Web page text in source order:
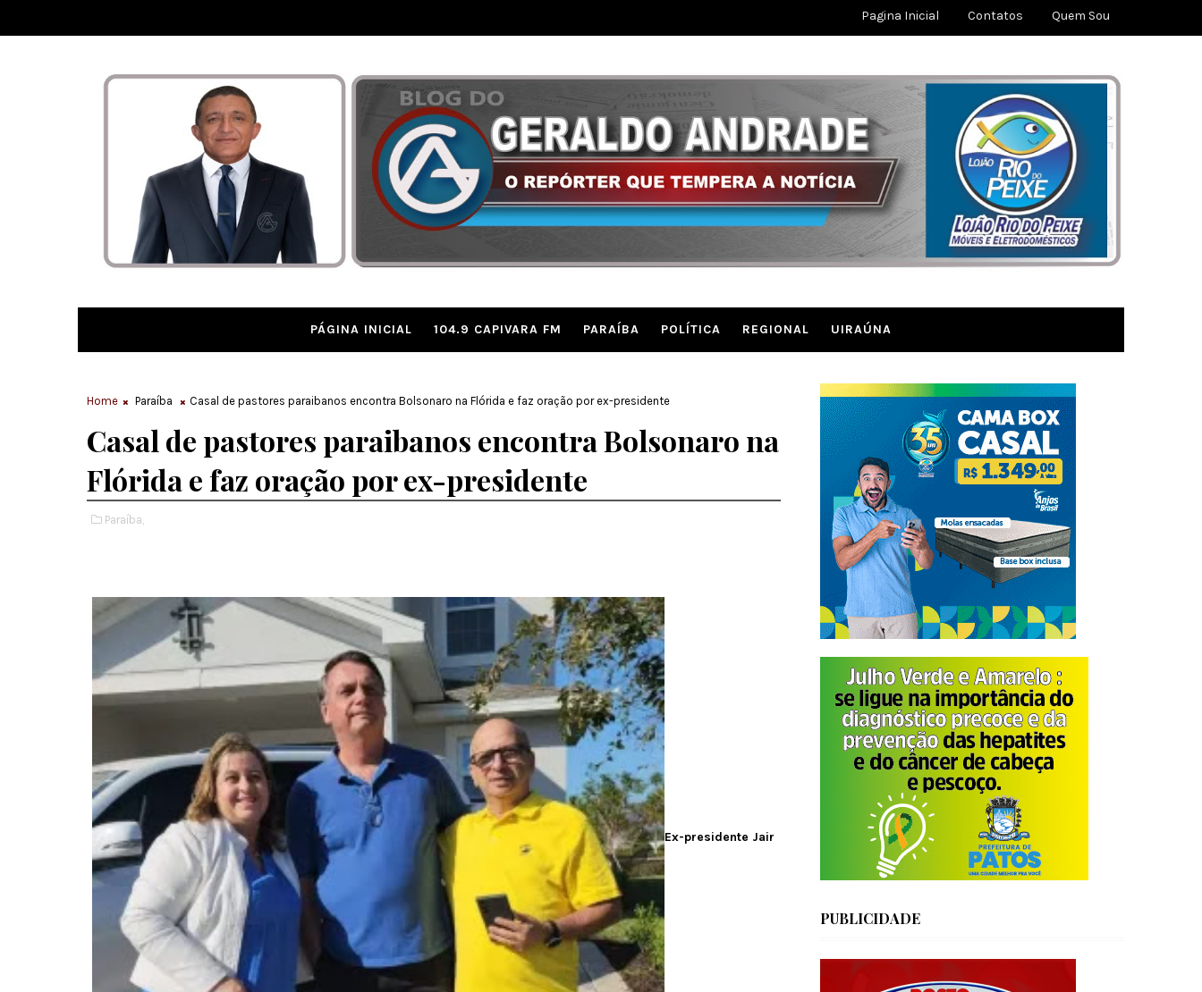
Pagina Inicial Contatos Quem Sou
PÁGINA INICIAL 104.9 CAPIVARA FM PARAÍBA POLÍTICA REGIONAL UIRAÚNA
Home Paraíba Casal de pastores paraibanos encontra Bolsonaro na Flórida e faz oração por ex-presidente
Casal de pastores paraibanos encontra Bolsonaro na
Flórida e faz oração por ex-presidente
Paraíba,
Ex-presidente Jair
PUBLICIDADE